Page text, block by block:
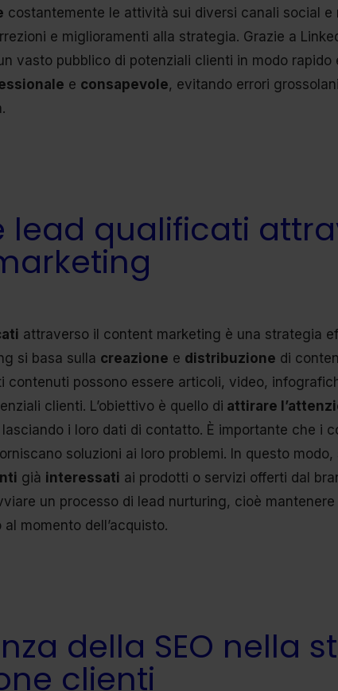
costantemente le attività sui diversi canali social
e miglioramenti alla strategia. Grazie a
vasto pubblico di potenziali clienti in modo
e consapevole, evitando errori
lead qualificati
attraverso il content marketing è una strategia
si basa sulla creazione e distribuzione di
contenuti possono essere articoli, video,
clienti. L’obiettivo è quello di attirare
i loro dati di contatto. È importante che i
soluzioni ai loro problemi. In questo
già interessati ai prodotti o servizi offerti dal
un processo di lead nurturing, cioè
momento dell’acquisto.
della SEO nella
clienti